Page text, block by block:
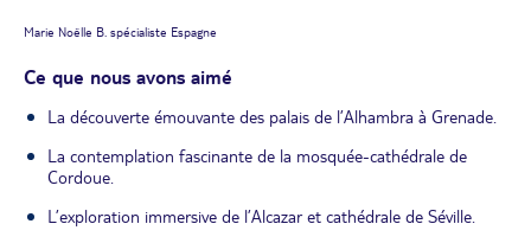
Marie Noëlle B. spécialiste Espagne
Ce que nous avons aimé
La découverte émouvante des palais de l’Alhambra à Grenade.
La contemplation fascinante de la mosquée-cathédrale de
Cordoue.
L’exploration immersive de l’Alcazar et cathédrale de Séville.